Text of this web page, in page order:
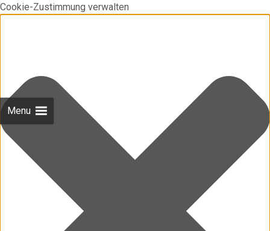
Cookie-Zustimmung verwalten
Menu